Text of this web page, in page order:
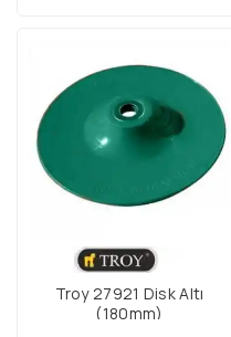
Troy 27921 Disk Altı
(180mm)